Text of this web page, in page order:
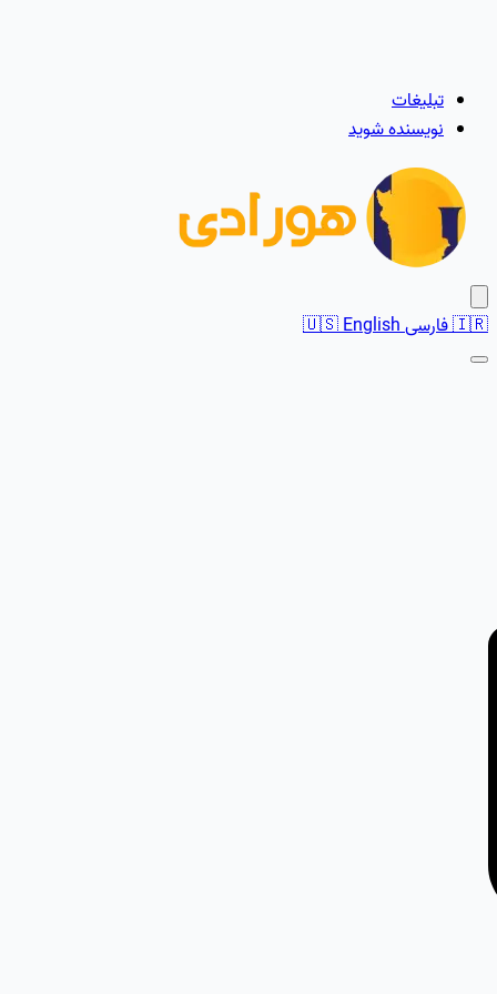
تبلیغات
نویسنده شوید
🇮🇷فارسی 🇺🇸English